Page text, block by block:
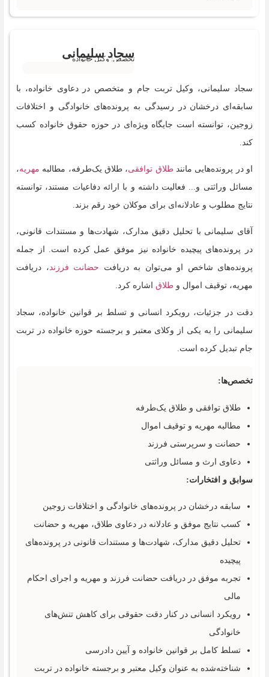
سجاد سلیمانی
تخصص: وکیل خانواده
سجاد سلیمانی، وکیل تربت جام و متخصص در دعاوی خانواده، با
سابقه‌ای درخشان در رسیدگی به پرونده‌های خانوادگی و اختلافات
زوجین، توانسته است جایگاه ویژه‌ای در حوزه حقوق خانواده کسب
کند.
او در پرونده‌هایی مانندطلاق توافقی، طلاق یک‌طرفه، مطالبه مهریه،
مسائل وراثتی و... فعالیت داشته و با ارائه دفاعیات مستند، توانسته
نتایج مطلوب و عادلانه‌ای برای موکلان خود رقم بزند.
آقای سلیمانی با تحلیل دقیق مدارک، شهادت‌ها و مستندات قانونی،
در پرونده‌های پیچیده خانواده نیز موفق عمل کرده است. از جمله
پرونده‌های شاخص او می‌توان به دریافت حضانت فرزند، دریافت
مهریه، توقیف اموال و طلاق اشاره کرد.
دقت در جزئیات، رویکرد انسانی و تسلط بر قوانین خانواده، سجاد
سلیمانی را به یکی از وکلای معتبر و برجسته حوزه خانواده در تربت
جام تبدیل کرده است.
تخصص‌ها:
طلاق توافقی و طلاق یک‌طرفه
مطالبه مهریه و توقیف اموال
حضانت و سرپرستی فرزند
دعاوی ارث و مسائل وراثتی
سوابق و افتخارات:
سابقه درخشان در پرونده‌های خانوادگی و اختلافات زوجین
کسب نتایج موفق و عادلانه در دعاوی طلاق، مهریه و حضانت
تحلیل دقیق مدارک، شهادت‌ها و مستندات قانونی در پرونده‌های
پیچیده
تجربه موفق در دریافت حضانت فرزند و مهریه و اجرای احکام
مالی
رویکرد انسانی در کنار دقت حقوقی برای کاهش تنش‌های
خانوادگی
تسلط کامل بر قوانین خانواده و آیین دادرسی
شناخته‌شده به عنوان وکیل معتبر و برجسته خانواده در تربت